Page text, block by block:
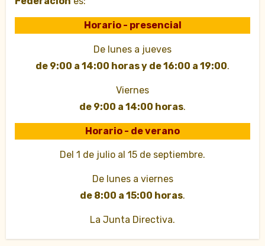
Horario - presencial
De lunes a jueves
de 9:00 a 14:00 horas y de 16:00 a 19:00.
Viernes
de 9:00 a 14:00 horas.
Horario - de verano
Del 1 de julio al 15 de septiembre.
De lunes a viernes
de 8:00 a 15:00 horas.
La Junta Directiva.